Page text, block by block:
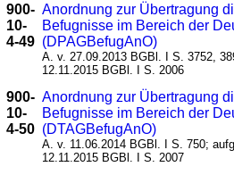
900-
10-
4-49
Anordnung zur Übertragung
Befugnisse im Bereich der
(DPAGBefugAnO)
A. v. 27.09.2013 BGBl. I S. 3752,
12.11.2015 BGBl. I S. 2006
900-
10-
4-50
Anordnung zur Übertragung
Befugnisse im Bereich der
(DTAGBefugAnO)
A. v. 11.06.2014 BGBl. I S. 750;
12.11.2015 BGBl. I S. 2007